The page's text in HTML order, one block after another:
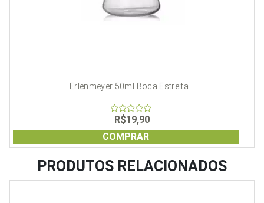
Erlenmeyer 50ml Boca Estreita
of
5
R$19,90
COMPRAR
PRODUTOS RELACIONADOS